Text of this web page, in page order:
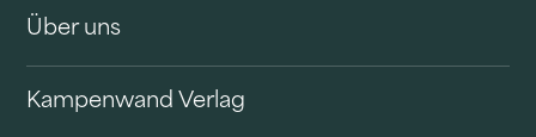
Über uns
Kampenwand Verlag